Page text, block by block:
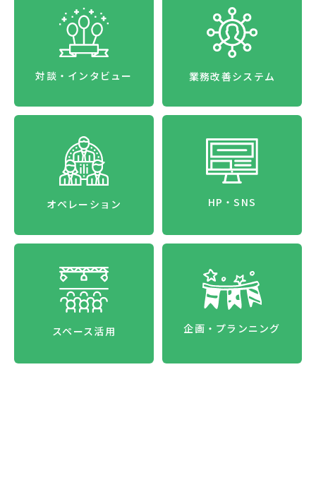
対談・インタビュー 業務改善システム
オペレーション HP・SNS
スペース活用 企画・プランニング